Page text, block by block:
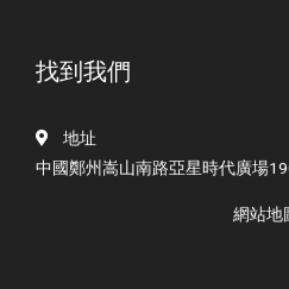
找到我們
地址
中國鄭州嵩山南路亞星時代廣場
網站地